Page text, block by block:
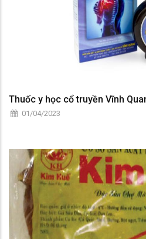
Thuốc y học cổ truyền Vĩnh
01/04/2023